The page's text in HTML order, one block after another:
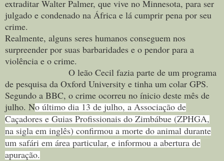
extraditar Walter Palmer, que vive no Minnesota, para ser
julgado e condenado na África e lá cumprir pena por seu
crime.
Realmente, alguns seres humanos conseguem nos
surpreender por suas barbaridades e o pendor para a
violência e o crime.
O leão Cecil fazia parte de um programa
de pesquisa da Oxford University e tinha um colar GPS.
Segundo a BBC, o crime ocorreu no ínicio deste mês de
julho. No último dia 13 de julho, a Associação de
Caçadores e Guias Profissionais do Zimbábue (ZPHGA,
na sigla em inglês) confirmou a morte do animal durante
um safári em área particular, e informou a abertura de
apuração.